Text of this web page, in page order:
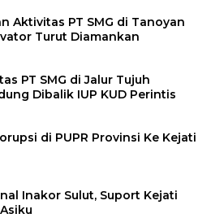
Aktivitas PT SMG di Tanoyan
Turut Diamankan
PT SMG di Jalur Tujuh
Dibalik IUP KUD Perintis
di PUPR Provinsi Ke Kejati
Inakor Sulut, Suport Kejati